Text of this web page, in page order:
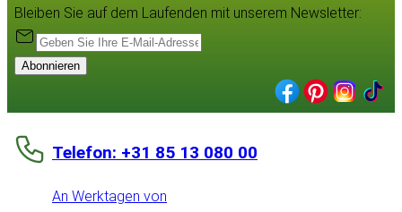
Bleiben Sie auf dem Laufenden mit unserem Newsletter:
Abonnieren
Telefon: +31 85 13 080 00
An Werktagen von